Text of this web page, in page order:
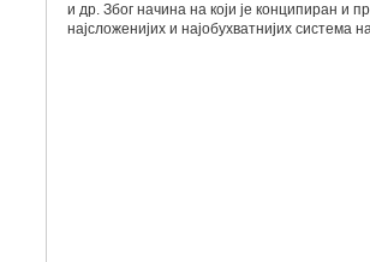
и др. Због начина на који је конципиран и
најсложенијих и најобухватнијих система